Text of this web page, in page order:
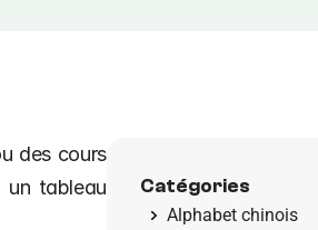
des cours
un tableau
Catégories
Alphabet chinois